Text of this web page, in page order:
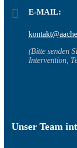
E-MAIL:
(Bitte senden
Intervention,
Unser Team